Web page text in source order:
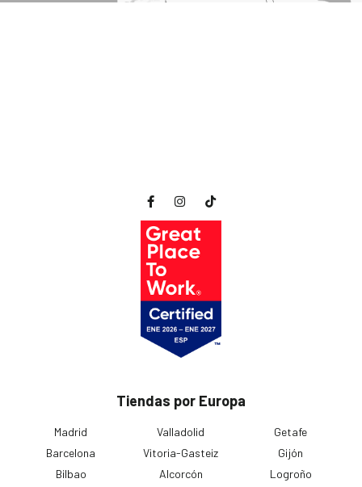
Tiendas por Europa
Madrid
Barcelona
Bilbao
Valladolid
Vitoria-Gasteiz
Alcorcón
Getafe
Gijón
Logroño